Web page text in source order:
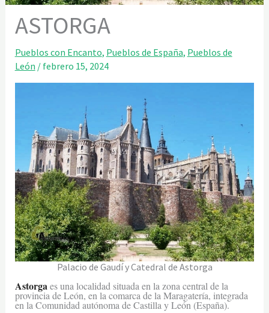
ASTORGA
Pueblos con Encanto, Pueblos de España, Pueblos de
León / febrero 15, 2024
Palacio de Gaudí y Catedral de Astorga
Astorga es una localidad situada en la zona central de la
provincia de León, en la comarca de la Maragatería, integrada
en la Comunidad autónoma de Castilla y León (España).